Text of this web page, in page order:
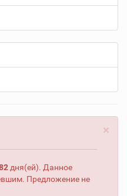
×
дня(ей). Данное
Предложение не